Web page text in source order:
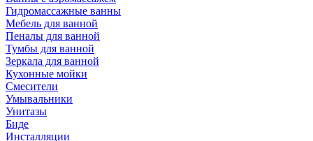
Гидромассажные ванны
Мебель для ванной
Пеналы для ванной
Тумбы для ванной
Зеркала для ванной
Кухонные мойки
Смесители
Умывальники
Унитазы
Биде
Инсталляции